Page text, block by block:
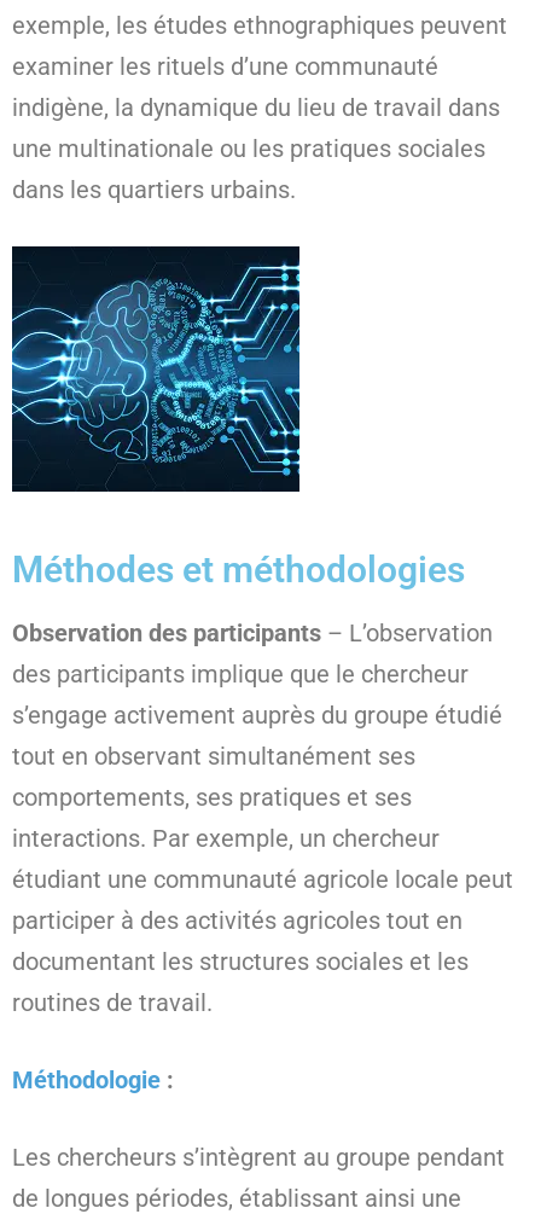
exemple, les études ethnographiques peuvent
examiner les rituels d’une communauté
indigène, la dynamique du lieu de travail dans
une multinationale ou les pratiques sociales
dans les quartiers urbains.
Méthodes et méthodologies
Observation des participants – L’observation
des participants implique que le chercheur
s’engage activement auprès du groupe étudié
tout en observant simultanément ses
comportements, ses pratiques et ses
interactions. Par exemple, un chercheur
étudiant une communauté agricole locale peut
participer à des activités agricoles tout en
documentant les structures sociales et les
routines de travail.
Méthodologie :
Les chercheurs s’intègrent au groupe pendant
de longues périodes, établissant ainsi une